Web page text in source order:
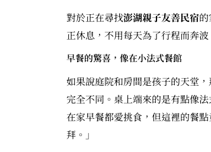
對於正在尋找澎湖親子友善民宿
正休息，不用每天為了行程而奔波
早餐的驚喜，像在小法式餐館
如果說庭院和房間是孩子的天堂
完全不同。桌上端來的是有點像
在家早餐都愛挑食，但這裡的餐
拜。」